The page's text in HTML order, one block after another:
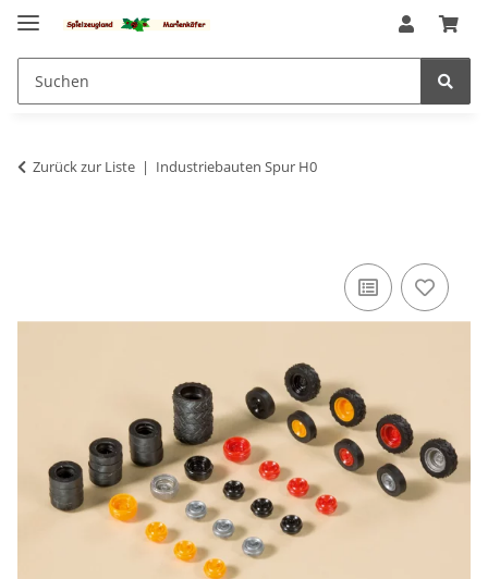
Zurück zur Liste Industriebauten Spur H0